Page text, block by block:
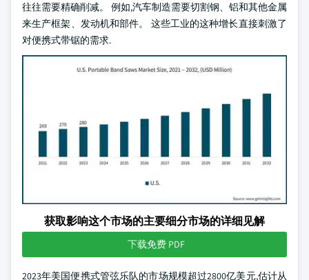
往往需要精确削减。 例如,汽车制造需要切割钢、铝和其他金属
来生产框架、发动机和部件。 这些工业的这种增长直接刺激了
对便携式带锯的需求.
获取影响这个市场的主要细分市场的详细见解
下载免费 PDF
2023年美国便携式管弦乐队的市场规模超过2800亿美元,估计从